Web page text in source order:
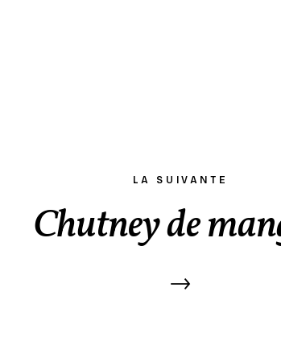
LA SUIVANTE
Chutney de
→